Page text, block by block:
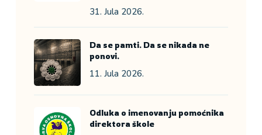
31. Jula 2026.
Da se pamti. Da se nikada ne
ponovi.
11. Jula 2026.
Odluka o imenovanju pomoćnika
direktora škole